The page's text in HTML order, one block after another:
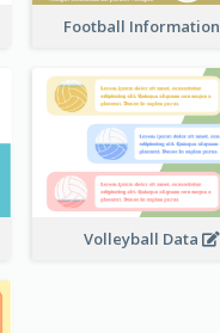
Football Information
Volleyball Data